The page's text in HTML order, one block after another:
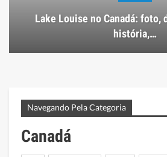
Lake Louise no Canadá: foto,
história,…
Navegando Pela Categoria
Canadá